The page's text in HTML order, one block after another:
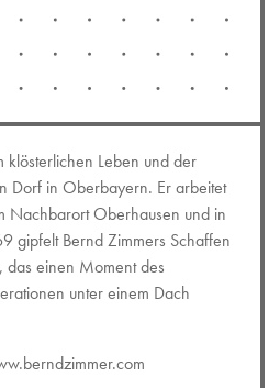
klösterlichen Leben und der
Dorf in Oberbayern. Er arbeitet
Nachbarort Oberhausen und in
gipfelt Bernd Zimmers Schaffen
das einen Moment des
unter einem Dach